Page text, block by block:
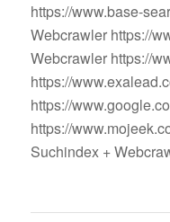
https://www.base-
Webcrawler https://
Webcrawler https://
https://
https://
https://
Suchindex +